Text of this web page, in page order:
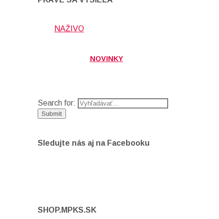
NAŽIVO
NOVINKY
Search for:
Sledujte nás aj na Facebooku
SHOP.MPKS.SK